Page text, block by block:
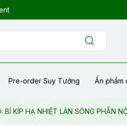
Pre-order Suy Tưởng Ẩn phẩm
BÍ KÍP HẠ NHIỆT LÀN SÓNG PHẪN